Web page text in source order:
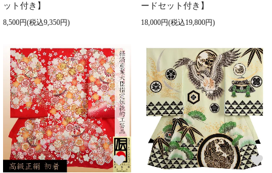
ット付き】
8,500円(税込9,350円)
ードセット付き】
18,000円(税込19,800円)